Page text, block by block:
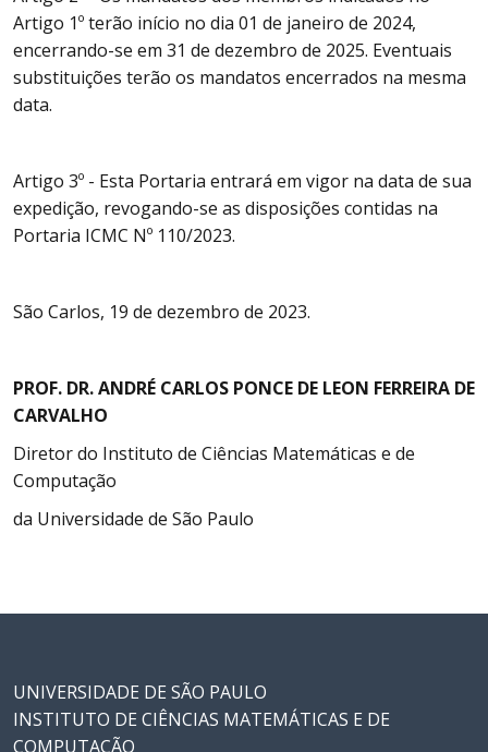
Artigo 1º terão início no dia 01 de janeiro de 2024,
encerrando-se em 31 de dezembro de 2025. Eventuais
substituições terão os mandatos encerrados na mesma
data.
Artigo 3º - Esta Portaria entrará em vigor na data de sua
expedição, revogando-se as disposições contidas na
Portaria ICMC Nº 110/2023.
São Carlos, 19 de dezembro de 2023.
PROF. DR. ANDRÉ CARLOS PONCE DE LEON FERREIRA DE
CARVALHO
Diretor do Instituto de Ciências Matemáticas e de
Computação
da Universidade de São Paulo
UNIVERSIDADE DE SÃO PAULO
INSTITUTO DE CIÊNCIAS MATEMÁTICAS E DE
COMPUTAÇÃO